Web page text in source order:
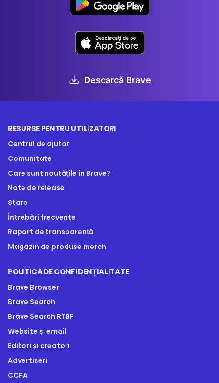
Descarcă Brave
RESURSE PENTRU UTILIZATORI
Centrul de ajutor
Comunitate
Care sunt noutățile în Brave?
Note de release
Stare
Întrebări frecvente
Raport de transparență
Magazin de produse merch
POLITICA DE CONFIDENȚIALITATE
Brave Browser
Brave Search
Brave Search RTBF
Website și email
Editori și creatori
Advertiseri
CCPA